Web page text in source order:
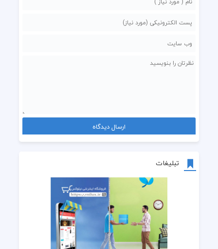
تبلیغات
لبو دهنی از دم حرف .. رویای قشنگم
مثل دیوونه ها تورو میزدم صدا
عجب دنیاییه .. لحظه رویاییه
یه جایی میبینی چقدر جام خالیه
دیگه دورم‌ ازت